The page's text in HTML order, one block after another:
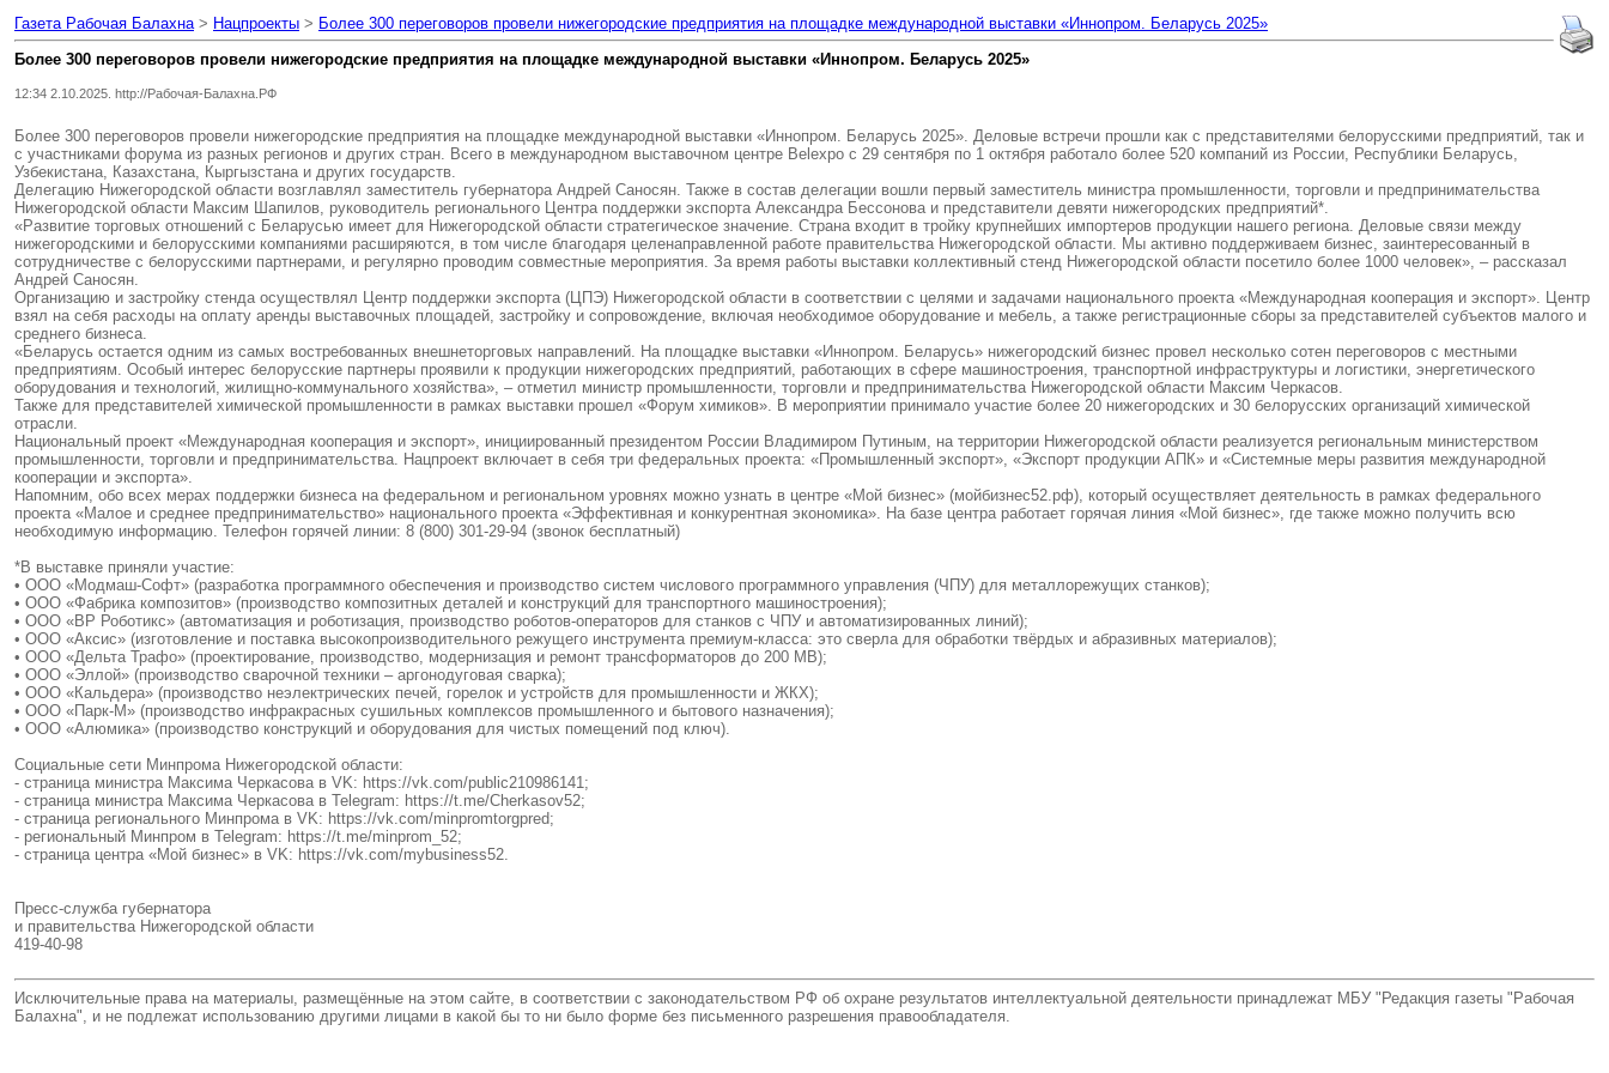
Газета Рабочая Балахна> Нацпроекты > Более 300 переговоров провели нижегородские предприятия на площадке международной выставки «Иннопром. Беларусь 2025»
Более 300 переговоров провели нижегородские предприятия на площадке международной выставки «Иннопром. Беларусь 2025»
12:34 2.10.2025. http://Рабочая-Балахна.РФ
Более 300 переговоров провели нижегородские предприятия на площадке международной выставки «Иннопром. Беларусь 2025». Деловые встречи прошли как с представителями белорусскими предприятий, так и
с участниками форума из разных регионов и других стран. Всего в международном выставочном центре Belexpo с 29 сентября по 1 октября работало более 520 компаний из России, Республики Беларусь,
Узбекистана, Казахстана, Кыргызстана и других государств.
Делегацию Нижегородской области возглавлял заместитель губернатора Андрей Саносян. Также в состав делегации вошли первый заместитель министра промышленности, торговли и предпринимательства
Нижегородской области Максим Шапилов, руководитель регионального Центра поддержки экспорта Александра Бессонова и представители девяти нижегородских предприятий*.
«Развитие торговых отношений с Беларусью имеет для Нижегородской области стратегическое значение. Страна входит в тройку крупнейших импортеров продукции нашего региона. Деловые связи между
нижегородскими и белорусскими компаниями расширяются, в том числе благодаря целенаправленной работе правительства Нижегородской области. Мы активно поддерживаем бизнес, заинтересованный в
сотрудничестве с белорусскими партнерами, и регулярно проводим совместные мероприятия. За время работы выставки коллективный стенд Нижегородской области посетило более 1000 человек», – рассказал
Андрей Саносян.
Организацию и застройку стенда осуществлял Центр поддержки экспорта (ЦПЭ) Нижегородской области в соответствии с целями и задачами национального проекта «Международная кооперация и экспорт». Центр
взял на себя расходы на оплату аренды выставочных площадей, застройку и сопровождение, включая необходимое оборудование и мебель, а также регистрационные сборы за представителей субъектов малого и
среднего бизнеса.
«Беларусь остается одним из самых востребованных внешнеторговых направлений. На площадке выставки «Иннопром. Беларусь» нижегородский бизнес провел несколько сотен переговоров с местными
предприятиям. Особый интерес белорусские партнеры проявили к продукции нижегородских предприятий, работающих в сфере машиностроения, транспортной инфраструктуры и логистики, энергетического
оборудования и технологий, жилищно-коммунального хозяйства», – отметил министр промышленности, торговли и предпринимательства Нижегородской области Максим Черкасов.
Также для представителей химической промышленности в рамках выставки прошел «Форум химиков». В мероприятии принимало участие более 20 нижегородских и 30 белорусских организаций химической
отрасли.
Национальный проект «Международная кооперация и экспорт», инициированный президентом России Владимиром Путиным, на территории Нижегородской области реализуется региональным министерством
промышленности, торговли и предпринимательства. Нацпроект включает в себя три федеральных проекта: «Промышленный экспорт», «Экспорт продукции АПК» и «Системные меры развития международной
кооперации и экспорта».
Напомним, обо всех мерах поддержки бизнеса на федеральном и региональном уровнях можно узнать в центре «Мой бизнес» (мойбизнес52.рф), который осуществляет деятельность в рамках федерального
проекта «Малое и среднее предпринимательство» национального проекта «Эффективная и конкурентная экономика». На базе центра работает горячая линия «Мой бизнес», где также можно получить всю
необходимую информацию. Телефон горячей линии: 8 (800) 301-29-94 (звонок бесплатный)
*В выставке приняли участие:
• ООО «Модмаш-Софт» (разработка программного обеспечения и производство систем числового программного управления (ЧПУ) для металлорежущих станков);
• ООО «Фабрика композитов» (производство композитных деталей и конструкций для транспортного машиностроения);
• ООО «ВР Роботикс» (автоматизация и роботизация, производство роботов-операторов для станков с ЧПУ и автоматизированных линий);
• ООО «Аксис» (изготовление и поставка высокопроизводительного режущего инструмента премиум-класса: это сверла для обработки твёрдых и абразивных материалов);
• ООО «Дельта Трафо» (проектирование, производство, модернизация и ремонт трансформаторов до 200 МВ);
• ООО «Эллой» (производство сварочной техники – аргонодуговая сварка);
• ООО «Кальдера» (производство неэлектрических печей, горелок и устройств для промышленности и ЖКХ);
• ООО «Парк-М» (производство инфракрасных сушильных комплексов промышленного и бытового назначения);
• ООО «Алюмика» (производство конструкций и оборудования для чистых помещений под ключ).
Социальные сети Минпрома Нижегородской области:
- страница министра Максима Черкасова в VK: https://vk.com/public210986141;
- страница министра Максима Черкасова в Telegram: https://t.me/Cherkasov52;
- страница регионального Минпрома в VK: https://vk.com/minpromtorgpred;
- региональный Минпром в Telegram: https://t.me/minprom_52;
- страница центра «Мой бизнес» в VK: https://vk.com/mybusiness52.
Пресс-служба губернатора
и правительства Нижегородской области
419-40-98
Исключительные права на материалы, размещённые на этом сайте, в соответствии с законодательством РФ об охране результатов интеллектуальной деятельности принадлежат МБУ "Редакция газеты "Рабочая
Балахна", и не подлежат использованию другими лицами в какой бы то ни было форме без письменного разрешения правообладателя.